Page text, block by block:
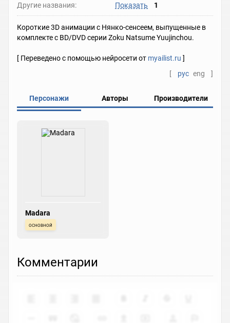
Другие названия:
Показать 1
Короткие 3D анимации с Нянко-сенсеем, выпущенные в
комплекте с BD/DVD серии Zoku Natsume Yuujinchou.
[ Переведено с помощью нейросети от myailist.ru ]
[
рус eng ]
Персонажи Авторы Производители
Madara
основной
Комментарии